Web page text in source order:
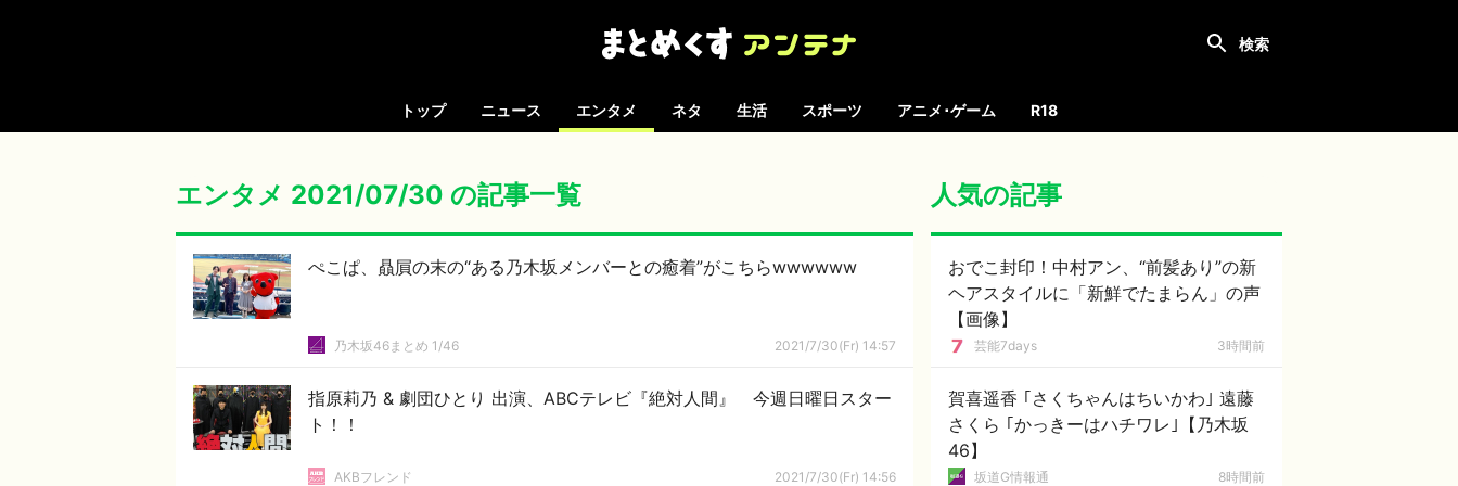
トップ ニュース エンタメ ネタ 生活 スポーツ アニメ･ゲーム R18
エンタメ 2021/07/30 の記事一覧
ぺこぱ、贔屓の末の“ある乃木坂メンバーとの癒着”がこちらwwwwww
乃木坂46まとめ 1/46 2021/7/30(Fr) 14:57
指原莉乃 & 劇団ひとり 出演、ABCテレビ『絶対人間』 今週日曜日スター
ト！！
AKBフレンド 2021/7/30(Fr) 14:56
人気の記事
おでこ封印！中村アン、“前髪あり”の新
ヘアスタイルに「新鮮でたまらん」の声
【画像】
芸能7days 3時間前
賀喜遥香 ｢さくちゃんはちいかわ｣ 遠藤
さくら ｢かっきーはハチワレ｣【乃木坂
46】
坂道G情報通 8時間前